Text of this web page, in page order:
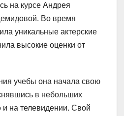
на курсе Андрея
Во время
уникальные актерские
высокие оценки от
учебы она начала свою
в небольших
и на телевидении. Свой